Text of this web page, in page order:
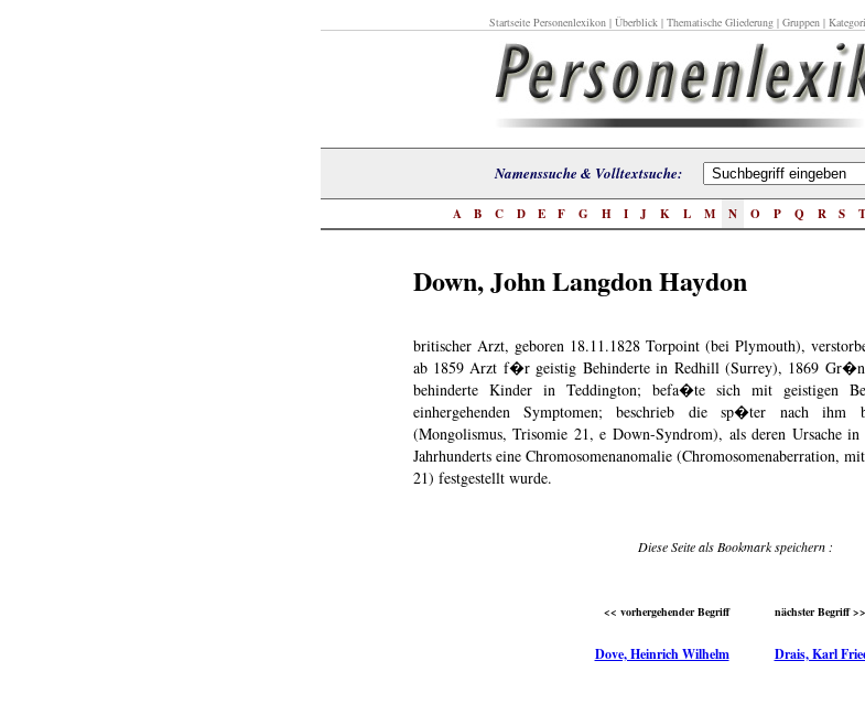
Startseite Personenlexikon| Überblick| Thematische Gliederung| Gruppen|
Namenssuche & Volltextsuche:
A B C D E F G H I J K L M N O P Q R S T
Down, John Langdon Haydon
britischer Arzt, geboren 18.11.1828 Torpoint (bei Plymouth),
ab 1859 Arzt f�r geistig Behinderte in Redhill (Surrey), 1869
behinderte Kinder in Teddington; befa�te sich mit geistigen
einhergehenden Symptomen; beschrieb die sp�ter nach ihm
(Mongolismus, Trisomie 21, e Down-Syndrom), als deren Ursache
Jahrhunderts eine Chromosomenanomalie (Chromosomenaberration,
21) festgestellt wurde.
Diese Seite als Bookmark speichern :
<< vorhergehender Begriff nächster Begriff >>
Dove, Heinrich Wilhelm Drais, Karl